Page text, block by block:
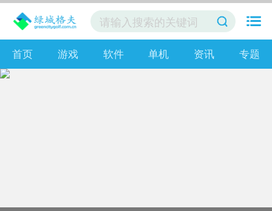
首页 游戏 软件 单机 资讯 专题